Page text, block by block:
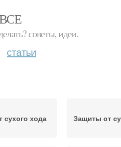
советы, идеи.
статьи
сухого хода Защиты от